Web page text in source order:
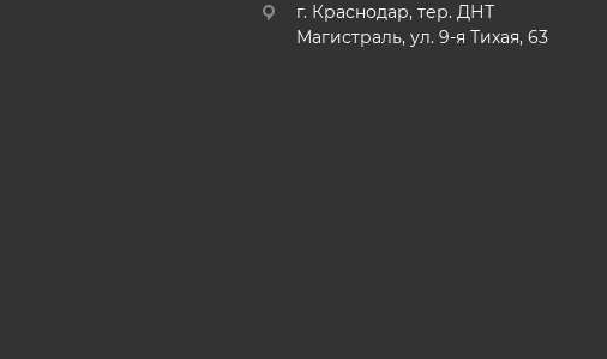
г. Краснодар, тер. ДНТ
Магистраль, ул. 9-я Тихая, 63